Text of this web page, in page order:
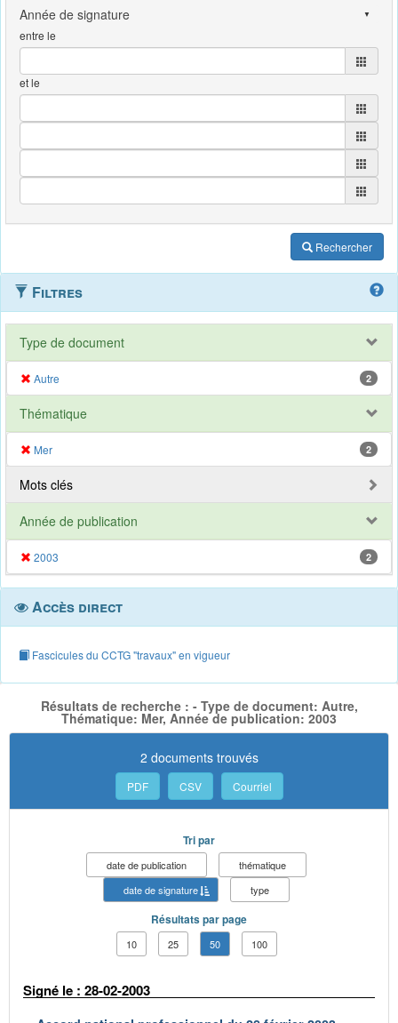
entre le
et le
Rechercher
Filtres
Type de document
Autre 2
Thématique
Mer 2
Mots clés
Année de publication
2003 2
Accès direct
Fascicules du CCTG "travaux" en vigueur
Résultats de recherche : - Type de document: Autre,
Thématique: Mer, Année de publication: 2003
2 documents trouvés
PDF CSV Courriel
Tri par
date de publication
thématique
date de signature
type
Résultats par page
10 25 50 100
Signé le : 28-02-2003